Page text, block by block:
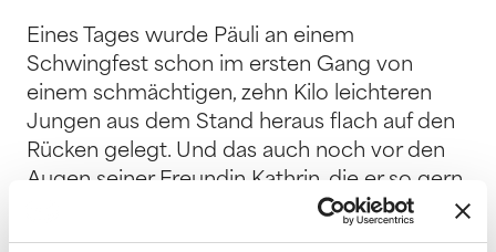
Eines Tages wurde Päuli an einem
Schwingfest schon im ersten Gang von
einem schmächtigen, zehn Kilo leichteren
Jungen aus dem Stand heraus flach auf den
Rücken gelegt. Und das auch noch vor den
Augen seiner Freundin Kathrin, die er so gern
beeindruckt hätte. Päuli fühlte sich zutiefst
gedemütigt und fluchte stumm vor sich hin.